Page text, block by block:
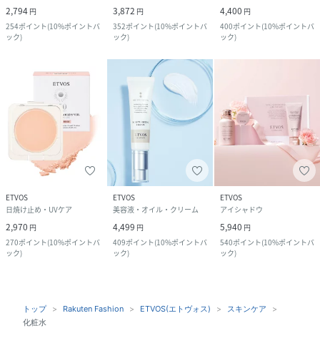
2,794 円
254ポイント(10%ポイントバ
ック)
3,872 円
352ポイント(10%ポイントバ
ック)
4,400 円
400ポイント(10%ポイントバ
ック)
ETVOS
日焼け止め・UVケア
2,970 円
270ポイント(10%ポイントバ
ック)
ETVOS
美容液・オイル・クリーム
4,499 円
409ポイント(10%ポイントバ
ック)
ETVOS
アイシャドウ
5,940 円
540ポイント(10%ポイントバ
ック)
トップ Rakuten Fashion ETVOS(エトヴォス)
スキンケア
化粧水